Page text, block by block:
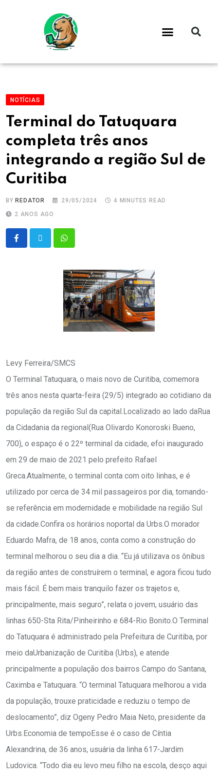
NOTÍCIAS
Terminal do Tatuquara
completa três anos
integrando a região Sul de
Curitiba
BY REDATOR 29/05/2024
4 MINUTES READ
2 ANOS AGO
Levy Ferreira/SMCS
O Terminal Tatuquara, o mais novo de Curitiba, comemora
três anos nesta quarta-feira (29/5) integrado ao cotidiano da
população da região Sul da capital.Localizado ao lado daRua
da Cidadania da regional(Rua Olivardo Konoroski Bueno,
700), o espaço é o 22º terminal da cidade, efoi inaugurado
em 29 de maio de 2021 pelo prefeito Rafael
Greca.Atualmente, o terminal conta com oito linhas, e é
utilizado por cerca de 34 mil passageiros por dia, tornando-
se referência em modernidade e mobilidade na região Sul
da cidade.Confira os horários noportal da Urbs.O morador
Eduardo Mafra, de 18 anos, conta como a construção do
terminal melhorou o seu dia a dia. “Eu já utilizava os ônibus
da região antes de construírem o terminal, e agora ficou tudo
mais fácil. É bem mais tranquilo fazer os trajetos e,
principalmente, mais seguro”, relata o jovem, usuário das
linhas 650-Sta Rita/Pinheirinho e 684-Rio Bonito.O Terminal
do Tatuquara é administrado pela Prefeitura de Curitiba, por
meio daUrbanização de Curitiba (Urbs), e atende
principalmente a população dos bairros Campo do Santana,
Caximba e Tatuquara. “O terminal Tatuquara melhorou a vida
da população, trouxe praticidade e reduziu o tempo de
deslocamento”, diz Ogeny Pedro Maia Neto, presidente da
Urbs.Economia de tempoEsse é o caso de Cíntia
Alexandrina, de 36 anos, usuária da linha 617-Jardim
Ludovica. “Todo dia eu levo meu filho na escola, desço aqui